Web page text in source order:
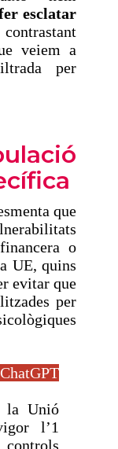
esclatar
contrastant
veiem a
per
que
o
UE, quins
evitar que
per
la Unió
l’1